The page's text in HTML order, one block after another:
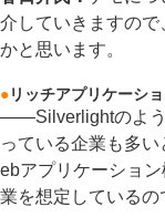
介していきますの
かと思います。
●リッチアプリケーシ
――Silverlightのよう
っている企業も多
ebアプリケーショ
業を想定しているの